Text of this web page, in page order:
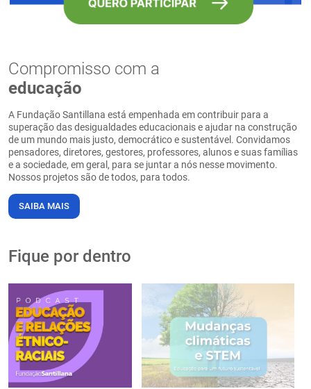
Compromisso com a
educação
A Fundação Santillana está empenhada em contribuir para a
superação das desigualdades educacionais e ajudar na construção
de um mundo mais justo, democrático e sustentável. Convidamos
pensadores, diretores, gestores, professores, alunos e suas famílias
e a sociedade, em geral, para se juntar a nós nesse movimento.
Nossos projetos são de todos, para todos.
SAIBA MAIS
Fique por dentro